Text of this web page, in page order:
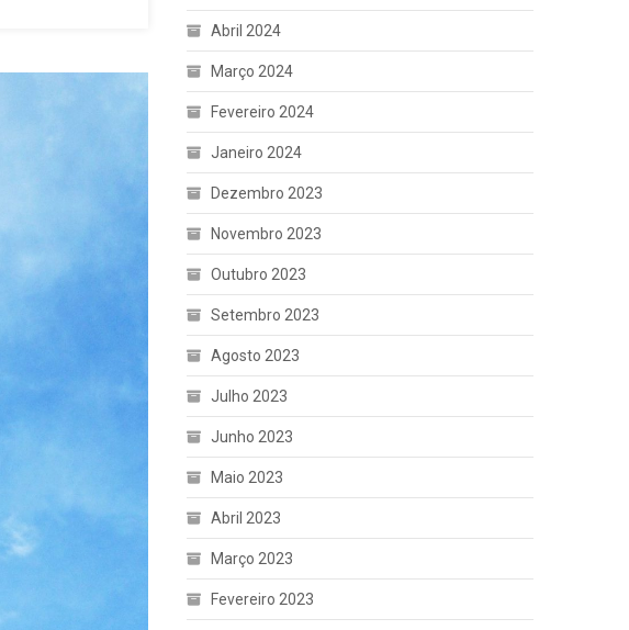
Abril 2024
Março 2024
Fevereiro 2024
Janeiro 2024
Dezembro 2023
Novembro 2023
Outubro 2023
Setembro 2023
Agosto 2023
Julho 2023
Junho 2023
Maio 2023
Abril 2023
Março 2023
Fevereiro 2023